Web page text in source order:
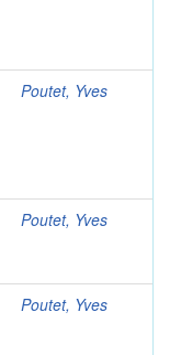
Poutet, Yves
Poutet, Yves
Poutet, Yves